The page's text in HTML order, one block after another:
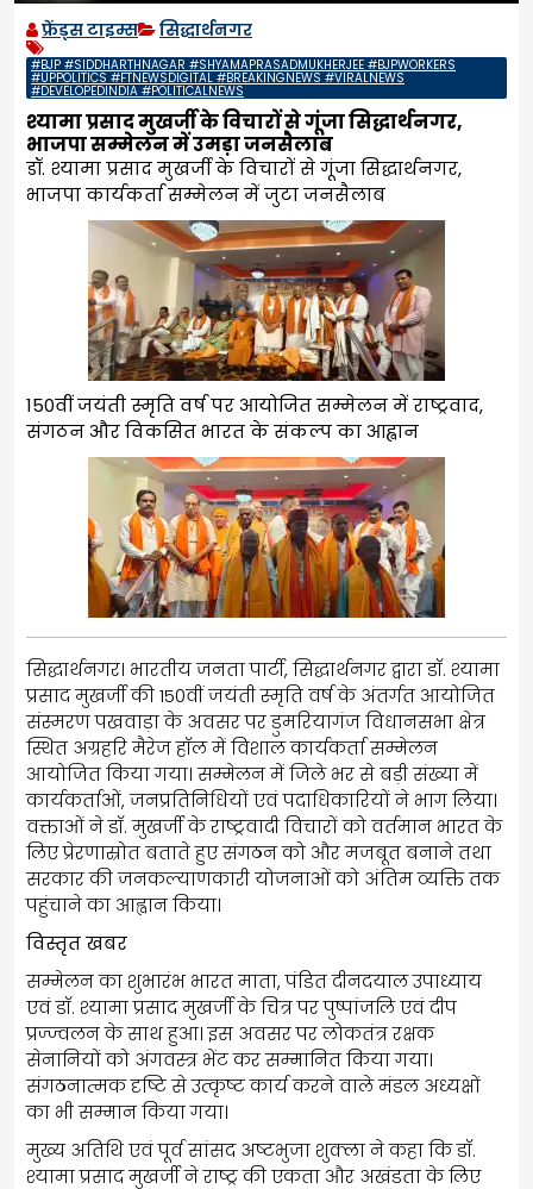
फ्रेंड्स टाइम्स सिद्धार्थनगर
#BJP #SIDDHARTHNAGAR #SHYAMAPRASADMUKHERJEE #BJPWORKERS
#UPPOLITICS #FTNEWSDIGITAL #BREAKINGNEWS #VIRALNEWS
#DEVELOPEDINDIA #POLITICALNEWS
श्यामा प्रसाद मुखर्जी के विचारों से गूंजा सिद्धार्थनगर,
भाजपा सम्मेलन में उमड़ा जनसैलाब
डॉ. श्यामा प्रसाद मुखर्जी के विचारों से गूंजा सिद्धार्थनगर,
भाजपा कार्यकर्ता सम्मेलन में जुटा जनसैलाब
150वीं जयंती स्मृति वर्ष पर आयोजित सम्मेलन में राष्ट्रवाद,
संगठन और विकसित भारत के संकल्प का आह्वान
सिद्धार्थनगर। भारतीय जनता पार्टी, सिद्धार्थनगर द्वारा डॉ. श्यामा
प्रसाद मुखर्जी की 150वीं जयंती स्मृति वर्ष के अंतर्गत आयोजित
संस्मरण पखवाड़ा के अवसर पर डुमरियागंज विधानसभा क्षेत्र
स्थित अग्रहरि मैरेज हॉल में विशाल कार्यकर्ता सम्मेलन
आयोजित किया गया। सम्मेलन में जिले भर से बड़ी संख्या में
कार्यकर्ताओं, जनप्रतिनिधियों एवं पदाधिकारियों ने भाग लिया।
वक्ताओं ने डॉ. मुखर्जी के राष्ट्रवादी विचारों को वर्तमान भारत के
लिए प्रेरणास्रोत बताते हुए संगठन को और मजबूत बनाने तथा
सरकार की जनकल्याणकारी योजनाओं को अंतिम व्यक्ति तक
पहुंचाने का आह्वान किया।
विस्तृत खबर
सम्मेलन का शुभारंभ भारत माता, पंडित दीनदयाल उपाध्याय
एवं डॉ. श्यामा प्रसाद मुखर्जी के चित्र पर पुष्पांजलि एवं दीप
प्रज्ज्वलन के साथ हुआ। इस अवसर पर लोकतंत्र रक्षक
सेनानियों को अंगवस्त्र भेंट कर सम्मानित किया गया।
संगठनात्मक दृष्टि से उत्कृष्ट कार्य करने वाले मंडल अध्यक्षों
का भी सम्मान किया गया।
मुख्य अतिथि एवं पूर्व सांसद अष्टभुजा शुक्ला ने कहा कि डॉ.
श्यामा प्रसाद मुखर्जी ने राष्ट्र की एकता और अखंडता के लिए